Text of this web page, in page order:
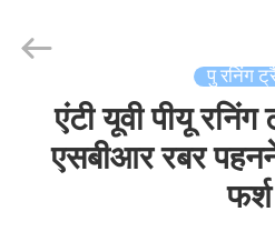
Materials
पु रनिंग
एंटी यूवी पीयू
एसबीआर रबर
फर्श